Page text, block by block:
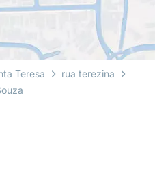
Teresa
rua terezina